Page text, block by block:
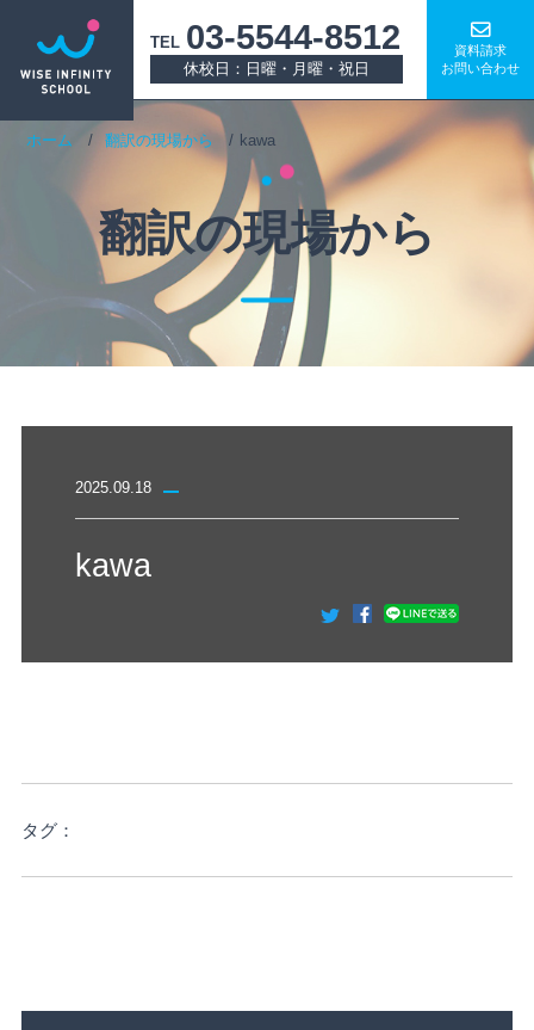
TEL 03-5544-8512
休校日：日曜・月曜・祝日
資料請求
お問い合わせ
ホーム 翻訳の現場から kawa
翻訳の現場から
2025.09.18
kawa
タグ：